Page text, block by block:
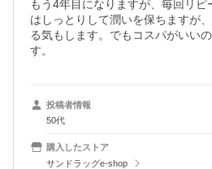
もう4年目になりますが、毎回リ
はしっとりして潤いを保ちますが
る気もします。でもコスパがいい
す。
投稿者情報
50代
購入したストア
サンドラッグe-shop